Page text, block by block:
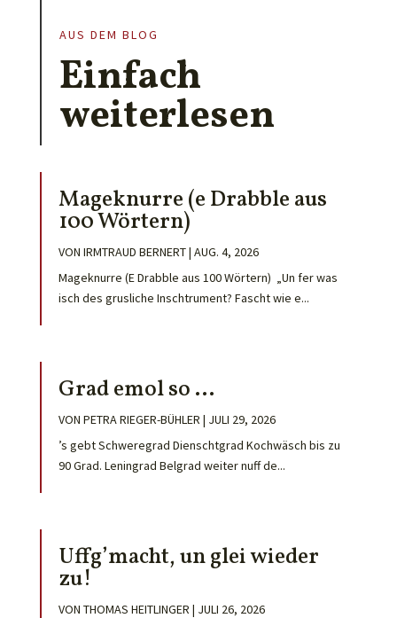
AUS DEM BLOG
Einfach
weiterlesen
Mageknurre (e Drabble aus
100 Wörtern)
VON IRMTRAUD BERNERT| AUG. 4, 2026
Mageknurre (E Drabble aus 100 Wörtern) „Un fer was
isch des grusliche Inschtrument? Fascht wie e...
Grad emol so …
VON PETRA RIEGER-BÜHLER | JULI 29, 2026
’s gebt Schweregrad Dienschtgrad Kochwäsch bis zu
90 Grad. Leningrad Belgrad weiter nuff de...
Uffg’macht, un glei wieder
zu!
VON THOMAS HEITLINGER | JULI 26, 2026